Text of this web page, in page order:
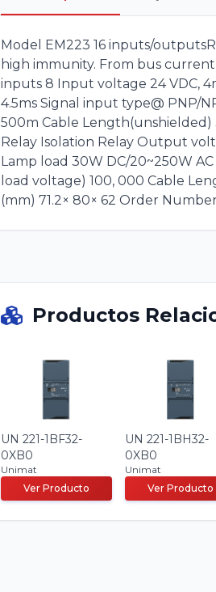
Model EM223 16 inputs/
high immunity. From bus
inputs 8 Input voltage 24 VDC,
4.5ms Signal input type@ PNP/
500m Cable
Relay Isolation Relay Output
Lamp load 30W DC/20~250W
load voltage) 100, 000 Cable
(mm) 71.2× 80× 62 Order
Productos
UN 221-1BF32-
0XB0
Unimat
Ver Producto
UN 221-1BH32-
0XB0
Unimat
Ver Producto